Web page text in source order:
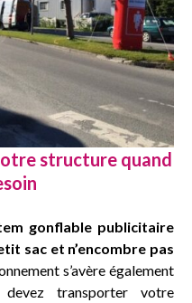
structure quand
gonflable publicitaire
sac et n’encombre pas
s’avère également
transporter votre